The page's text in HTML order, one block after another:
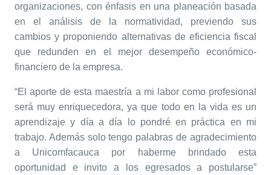
organizaciones, con énfasis en una planeación basada
en el análisis de la normatividad, previendo sus
cambios y proponiendo alternativas de eficiencia fiscal
que redunden en el mejor desempeño económico-
financiero de la empresa.
“El aporte de esta maestría a mi labor como profesional
será muy enriquecedora, ya que todo en la vida es un
aprendizaje y día a día lo pondré en práctica en mi
trabajo. Además solo tengo palabras de agradecimiento
a Unicomfacauca por haberme brindado esta
oportunidad e invito a los egresados a postularse”